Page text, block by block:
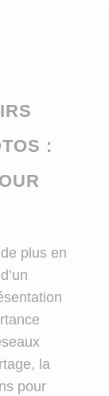
:
plus en
la
pour